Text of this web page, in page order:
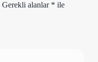
Gerekli alanlar * ile